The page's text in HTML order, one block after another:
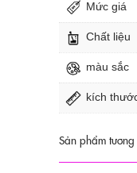
Mức giá
Chất liệu
màu sắc
kích
Sản phẩm tương